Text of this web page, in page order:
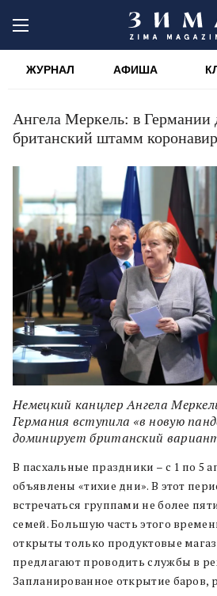
ЖУРНАЛ АФИША
Ангела Меркель: в Германии
британский штамм
Немецкий канцлер Ангела
Германия вступила «в новую
доминирует британский
В пасхальные праздники ­– с 1 по 5
объявлены «тихие дни». В этот
встречаться группами не более
семей. Большую часть этого
открыты только продуктовые
предлагают проводить службы в
Запланированное открытие баров,